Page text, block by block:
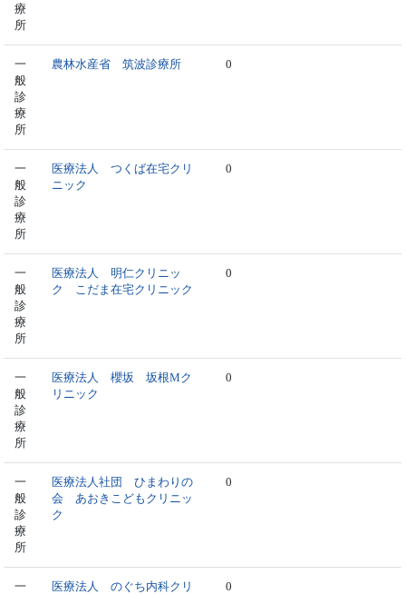
療
所
一
般
診
療
所
農林水産省 筑波診療所 0
一
般
診
療
所
医療法人 つくば在宅クリ
ニック
0
一
般
診
療
所
医療法人 明仁クリニッ
ク こだま在宅クリニック
0
一
般
診
療
所
医療法人 櫻坂 坂根Mク
リニック
0
一
般
診
療
所
医療法人社団 ひまわりの
会 あおきこどもクリニッ
ク
0
一
医療法人 のぐち内科クリ
0